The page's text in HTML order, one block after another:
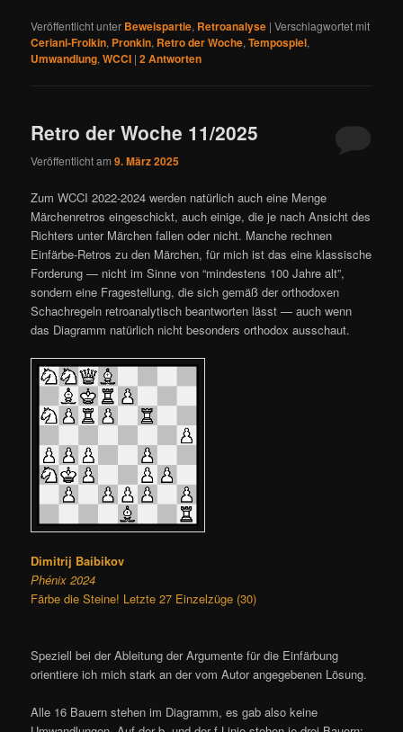
Veröffentlicht unter Beweispartie, Retroanalyse |Verschlagwortet mit
Ceriani-Frolkin, Pronkin, Retro der Woche,Tempospiel,
Umwandlung,WCCI |2Antworten
Retro der Woche 11/2025
Veröffentlicht am9. März 2025
Zum WCCI 2022-2024 werden natürlich auch eine Menge
Märchenretros eingeschickt, auch einige, die je nach Ansicht des
Richters unter Märchen fallen oder nicht. Manche rechnen
Einfärbe-Retros zu den Märchen, für mich ist das eine klassische
Forderung — nicht im Sinne von “mindestens 100 Jahre alt”,
sondern eine Fragestellung, die sich gemäß der orthodoxen
Schachregeln retroanalytisch beantworten lässt — auch wenn
das Diagramm natürlich nicht besonders orthodox ausschaut.
Dimitrij Baibikov
Phénix 2024
Färbe die Steine! Letzte 27 Einzelzüge (30)
Speziell bei der Ableitung der Argumente für die Einfärbung
orientiere ich mich stark an der vom Autor angegebenen Lösung.
Alle 16 Bauern stehen im Diagramm, es gab also keine